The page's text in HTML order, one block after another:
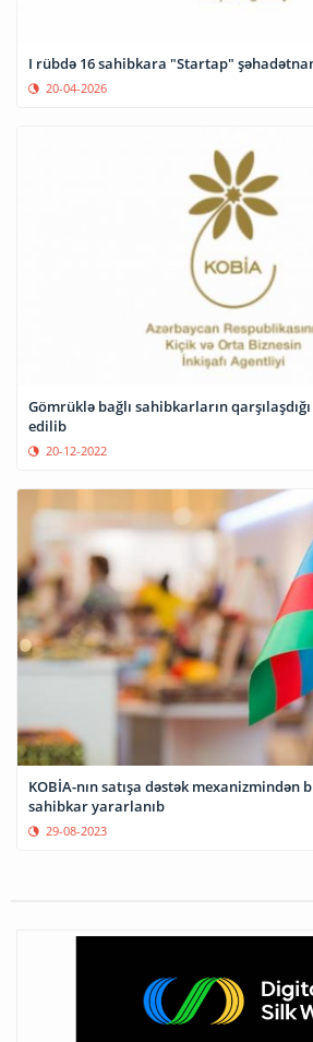
I rübdə 16 sahibkara "Startap"
20-04-2026
Gömrüklə bağlı sahibkarların
edilib
20-12-2022
KOBİA-nın satışa dəstək mexanizmindən
sahibkar yararlanıb
29-08-2023